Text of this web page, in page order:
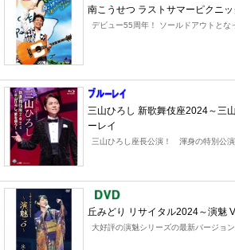
南こうせつ ラストサマーピクニ
デビュー55周年！ ソールドアウトとな
三山ひろし 新歌舞伎座2024～三
ーレイ
三山ひろし座長公演！ 渾身の特別公
丘みどり リサイタル2024～演魅
大好評の演魅シリーズの最新バージョン